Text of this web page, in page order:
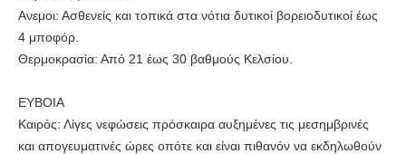
Ανεμοι: Ασθενείς και τοπικά στα νότια δυτικοί βορειοδυτικοί έως
4 μποφόρ.
Θερμοκρασία: Από 21 έως 30 βαθμούς Κελσίου.
ΕΥΒΟΙΑ
Καιρός: Λίγες νεφώσεις πρόσκαιρα αυξημένες τις μεσημβρινές
και απογευματινές ώρες οπότε και είναι πιθανόν να εκδηλωθούν